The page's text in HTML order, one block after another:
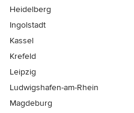
Heidelberg
Ingolstadt
Kassel
Krefeld
Leipzig
Ludwigshafen-am-Rhein
Magdeburg